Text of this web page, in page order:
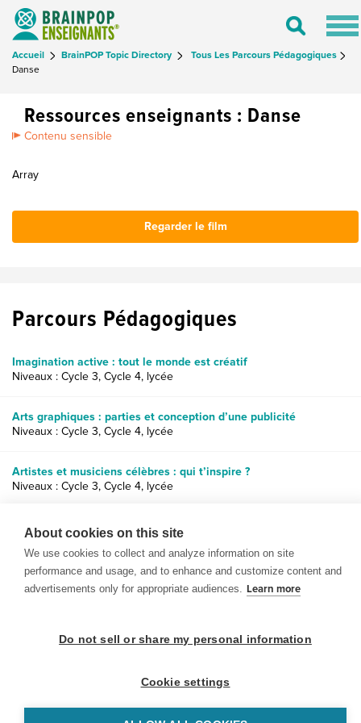
Toggle
Accueil BrainPOP Topic Directory
Tous Les Parcours Pédagogiques
Danse
Ressources enseignants : Danse
Contenu sensible
Array
Regarder le film
Parcours Pédagogiques
Imagination active : tout le monde est créatif
Niveaux : Cycle 3, Cycle 4, lycée
Arts graphiques : parties et conception d’une publicité
Niveaux : Cycle 3, Cycle 4, lycée
Artistes et musiciens célèbres : qui t’inspire ?
Niveaux : Cycle 3, Cycle 4, lycée
L’Art dans la nature : impressionnisme et peinture de paysage
Niveaux : Cycle 3, Cycle 4
About cookies on this site
We use cookies to collect and analyze information on site
performance and usage, and to enhance and customize content and
advertisements only for appropriate audiences. Learn more
Do not sell or share my personal information
Cookie settings